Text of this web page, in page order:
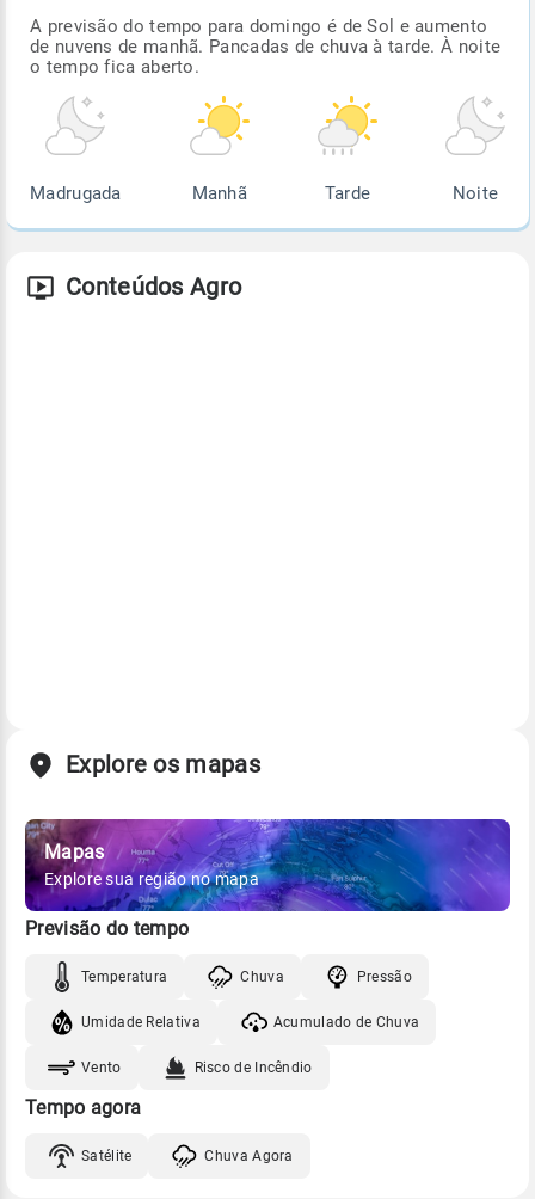
A previsão do tempo para domingo é de Sol e aumento
de nuvens de manhã. Pancadas de chuva à tarde. À noite
o tempo fica aberto.
Madrugada Manhã Tarde Noite
Conteúdos Agro
Explore os mapas
Mapas
Explore sua região no mapa
Previsão do tempo
Temperatura Chuva Pressão
Umidade Relativa Acumulado de Chuva
Vento Risco de Incêndio
Tempo agora
Satélite Chuva Agora